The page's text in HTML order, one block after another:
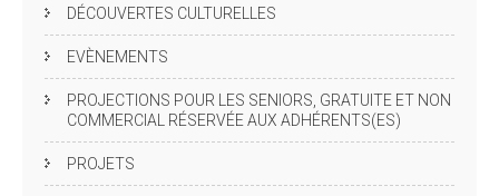
DÉCOUVERTES CULTURELLES
EVÈNEMENTS
PROJECTIONS POUR LES SENIORS, GRATUITE ET NON
COMMERCIAL RÉSERVÉE AUX ADHÉRENTS(ES)
PROJETS